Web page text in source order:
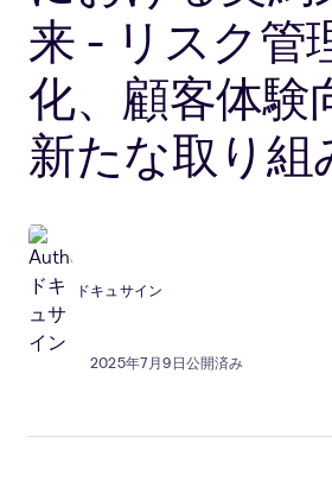
来 - リスク管
化、顧客体験
新たな取り組
ドキュサイン
2025年7月9日公開済み